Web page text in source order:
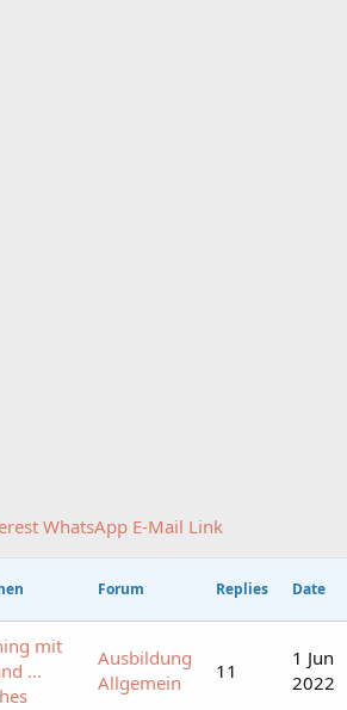
WhatsApp E-Mail Link
Forum Replies Date
mit
…
Ausbildung
Allgemein
11
1 Jun
2022